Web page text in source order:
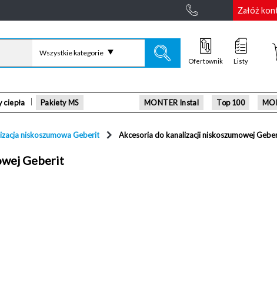
Załóż
Wszystkie kategorie
Ofertownik Listy
ciepła Pakiety MS MONTER Instal Top 100
niskoszumowa Geberit Akcesoria do kanalizacji niskoszumowej
Geberit